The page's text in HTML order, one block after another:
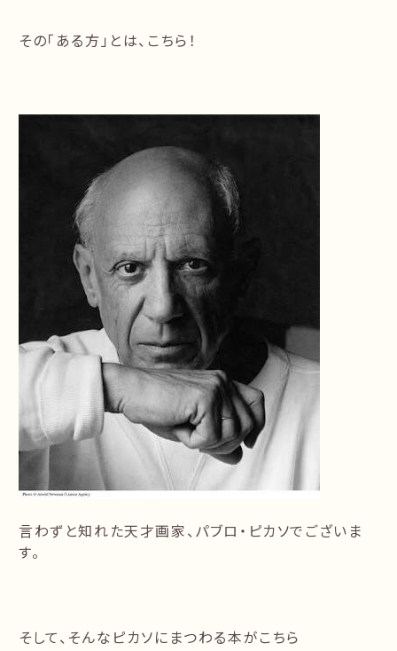
その「ある方」とは、こちら！
言わずと知れた天才画家、パブロ・ピカソでございま
す。
そして、そんなピカソにまつわる本がこちら